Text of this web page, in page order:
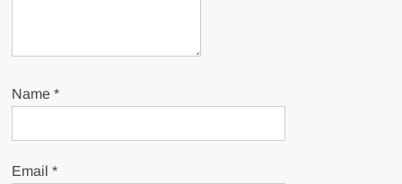
Name*
Email*